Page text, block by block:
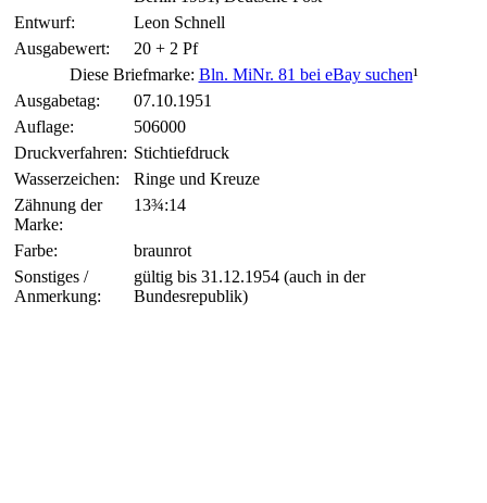
Entwurf:
Leon Schnell
Ausgabewert:
20 + 2 Pf
Diese Briefmarke: Bln. MiNr. 81 bei eBay suchen¹
Ausgabetag:
07.10.1951
Auflage:
506000
Druckverfahren: Stichtiefdruck
Wasserzeichen:
Ringe und Kreuze
Zähnung der
Marke:
13¾:14
Farbe:
braunrot
Sonstiges /
Anmerkung:
gültig bis 31.12.1954 (auch in der
Bundesrepublik)